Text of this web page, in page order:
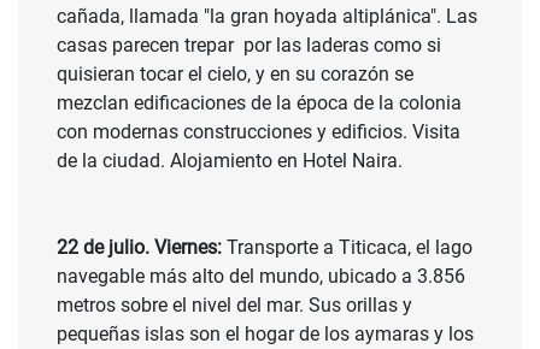
cañada, llamada "la gran hoyada altiplánica". Las
casas parecen trepar por las laderas como si
quisieran tocar el cielo, y en su corazón se
mezclan edificaciones de la época de la colonia
con modernas construcciones y edificios. Visita
de la ciudad. Alojamiento en Hotel Naira.
22 de julio. Viernes: Transporte a Titicaca, el lago
navegable más alto del mundo, ubicado a 3.856
metros sobre el nivel del mar. Sus orillas y
pequeñas islas son el hogar de los aymaras y los